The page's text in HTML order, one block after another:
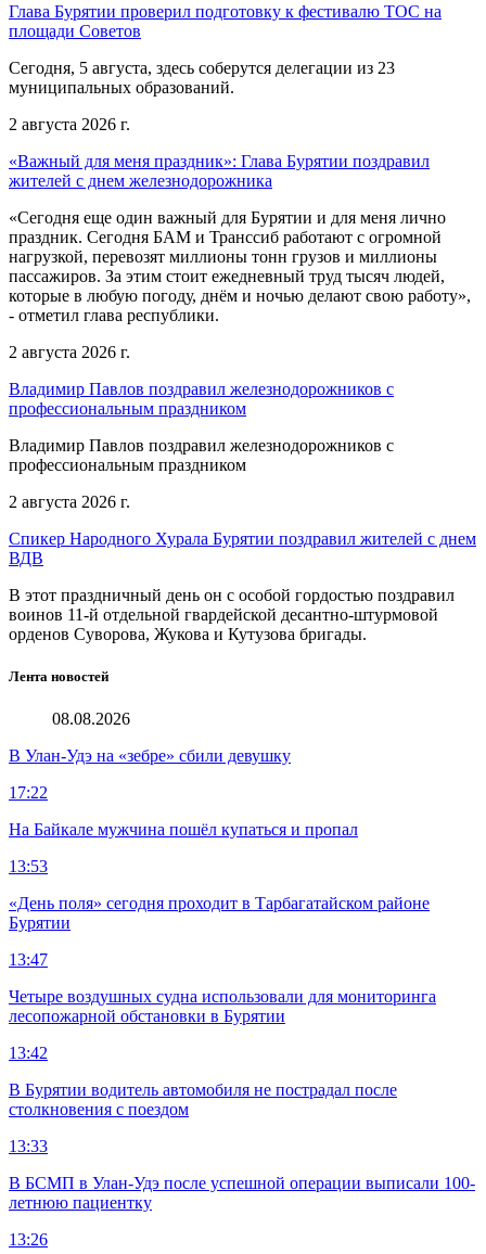
Глава Бурятии проверил подготовку к фестивалю ТОС на
площади Советов
Сегодня, 5 августа, здесь соберутся делегации из 23
муниципальных образований.
2 августа 2026 г.
«Важный для меня праздник»: Глава Бурятии поздравил
жителей с днем железнодорожника
«Сегодня еще один важный для Бурятии и для меня лично
праздник. Сегодня БАМ и Транссиб работают с огромной
нагрузкой, перевозят миллионы тонн грузов и миллионы
пассажиров. За этим стоит ежедневный труд тысяч людей,
которые в любую погоду, днём и ночью делают свою работу»,
- отметил глава республики.
2 августа 2026 г.
Владимир Павлов поздравил железнодорожников с
профессиональным праздником
Владимир Павлов поздравил железнодорожников с
профессиональным праздником
2 августа 2026 г.
Спикер Народного Хурала Бурятии поздравил жителей с днем
ВДВ
В этот праздничный день он с особой гордостью поздравил
воинов 11-й отдельной гвардейской десантно-штурмовой
орденов Суворова, Жукова и Кутузова бригады.
Лента новостей
08.08.2026
В Улан-Удэ на «зебре» сбили девушку
17:22
На Байкале мужчина пошёл купаться и пропал
13:53
«День поля» сегодня проходит в Тарбагатайском районе
Бурятии
13:47
Четыре воздушных судна использовали для мониторинга
лесопожарной обстановки в Бурятии
13:42
В Бурятии водитель автомобиля не пострадал после
столкновения с поездом
13:33
В БСМП в Улан-Удэ после успешной операции выписали 100-
летнюю пациентку
13:26